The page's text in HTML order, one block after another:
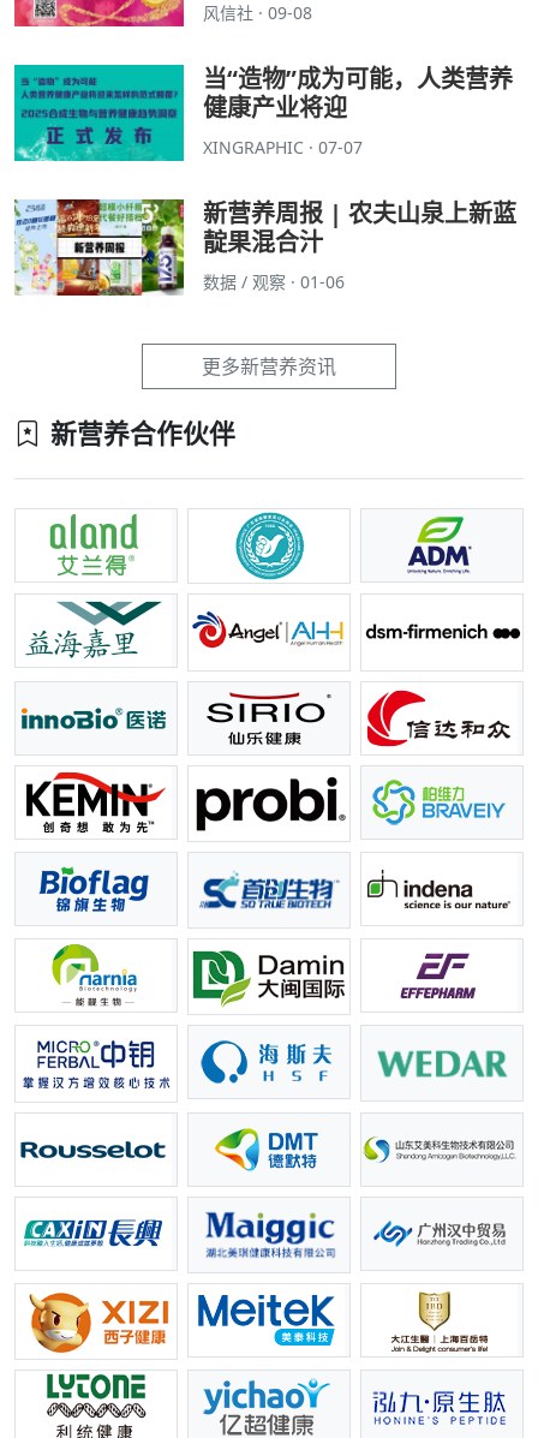
风信社 · 09-08
当“造物”成为可能，人类营养
健康产业将迎
XINGRAPHIC · 07-07
新营养周报 | 农夫山泉上新蓝
靛果混合汁
数据 / 观察 · 01-06
更多新营养资讯
新营养合作伙伴